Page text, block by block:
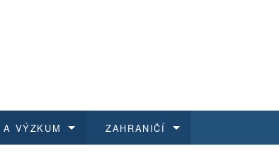
A VÝZKUM ZAHRANIČÍ